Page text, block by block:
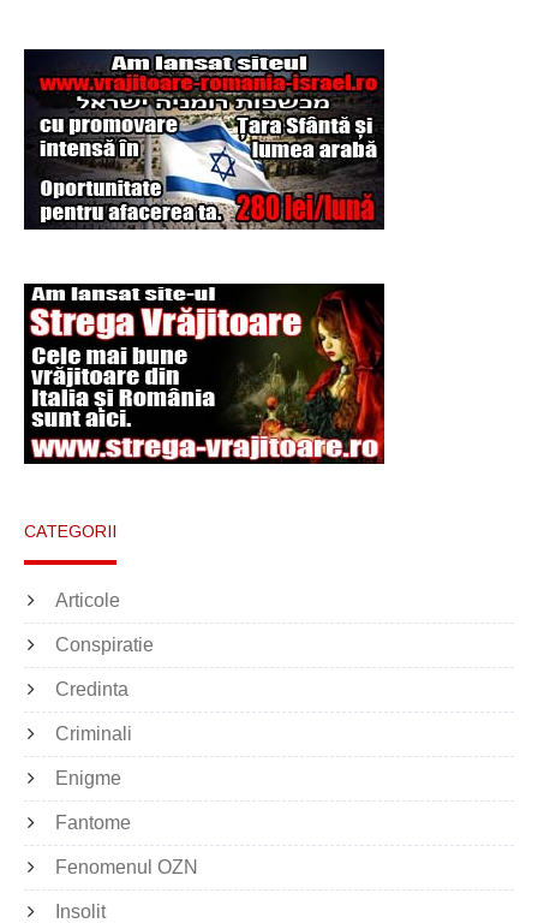
CATEGORII
Articole
Conspiratie
Credinta
Criminali
Enigme
Fantome
Fenomenul OZN
Insolit